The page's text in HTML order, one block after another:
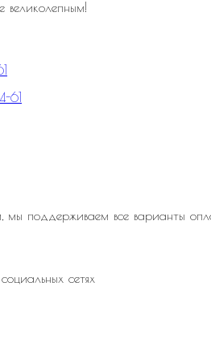
61
поддерживаем все варианты
сетях